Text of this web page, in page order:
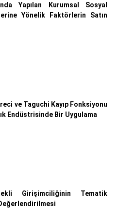
Yapılan Kurumsal Sosyal
Yönelik Faktörlerin Satın
ve Taguchi Kayıp Fonksiyonu
Endüstrisinde Bir Uygulama
Girişimciliğinin Tematik